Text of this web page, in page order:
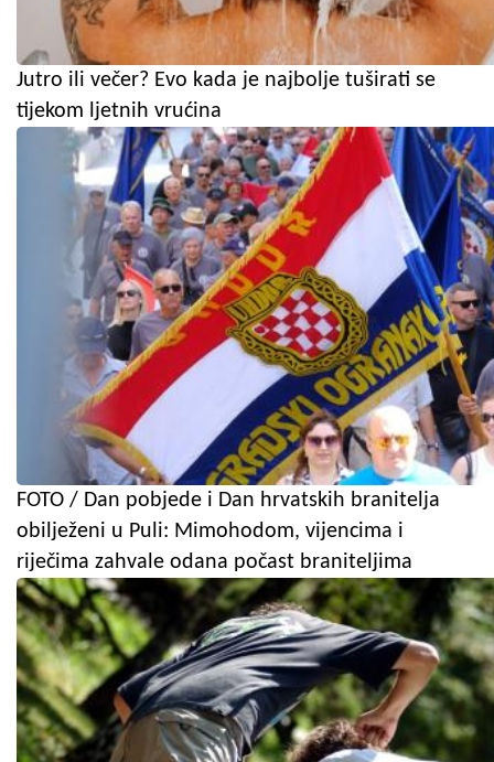
Jutro ili večer? Evo kada je najbolje tuširati se
tijekom ljetnih vrućina
FOTO / Dan pobjede i Dan hrvatskih branitelja
obilježeni u Puli: Mimohodom, vijencima i
riječima zahvale odana počast braniteljima